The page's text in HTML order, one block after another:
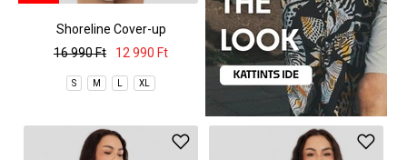
Shoreline Cover-up
16 990 Ft
12 990 Ft
S M L XL